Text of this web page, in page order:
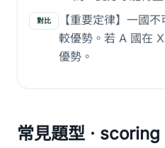
對比
【重要定律】一國
較優勢。若 A 國在
優勢。
常見題型 ·